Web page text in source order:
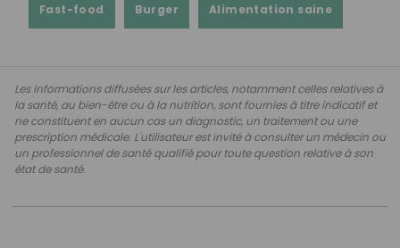
Fast-food Burger Alimentation saine
Les informations diffusées sur les articles, notamment celles relatives à
la santé, au bien-être ou à la nutrition, sont fournies à titre indicatif et
ne constituent en aucun cas un diagnostic, un traitement ou une
prescription médicale. L'utilisateur est invité à consulter un médecin ou
un professionnel de santé qualifié pour toute question relative à son
état de santé.